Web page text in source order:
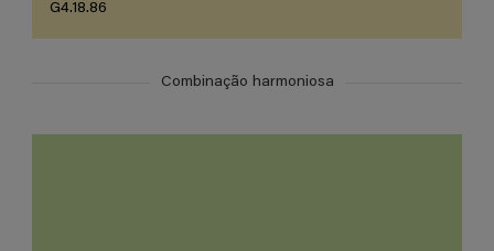
G4.18.86
Combinação harmoniosa